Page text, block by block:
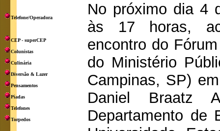
Telefone/Operadora
CEP - superCEP
Colunistas
Culinária
Diversão & Lazer
Pensamentos
Piadas
Telefones
Torpedos
No próximo dia 4
às 17 horas,
encontro do
do Ministério
Campinas, SP)
Daniel Braatz
Departamento de